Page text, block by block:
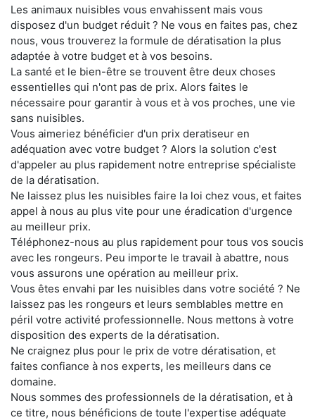
Les animaux nuisibles vous envahissent mais vous
disposez d'un budget réduit ? Ne vous en faites pas, chez
nous, vous trouverez la formule de dératisation la plus
adaptée à votre budget et à vos besoins.
La santé et le bien-être se trouvent être deux choses
essentielles qui n'ont pas de prix. Alors faites le
nécessaire pour garantir à vous et à vos proches, une vie
sans nuisibles.
Vous aimeriez bénéficier d'un prix deratiseur en
adéquation avec votre budget ? Alors la solution c'est
d'appeler au plus rapidement notre entreprise spécialiste
de la dératisation.
Ne laissez plus les nuisibles faire la loi chez vous, et faites
appel à nous au plus vite pour une éradication d'urgence
au meilleur prix.
Téléphonez-nous au plus rapidement pour tous vos soucis
avec les rongeurs. Peu importe le travail à abattre, nous
vous assurons une opération au meilleur prix.
Vous êtes envahi par les nuisibles dans votre société ? Ne
laissez pas les rongeurs et leurs semblables mettre en
péril votre activité professionnelle. Nous mettons à votre
disposition des experts de la dératisation.
Ne craignez plus pour le prix de votre dératisation, et
faites confiance à nos experts, les meilleurs dans ce
domaine.
Nous sommes des professionnels de la dératisation, et à
ce titre, nous bénéficions de toute l'expertise adéquate